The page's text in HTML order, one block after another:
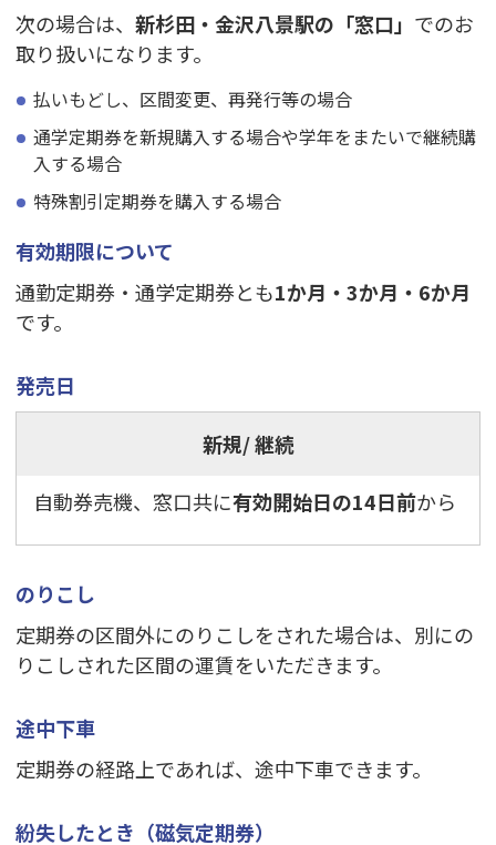
次の場合は、 新杉田・金沢八景駅の「窓口」 でのお
取り扱いになります。
払いもどし、区間変更、再発行等の場合
通学定期券を新規購入する場合や学年をまたいで継続購
入する場合
特殊割引定期券を購入する場合
有効期限について
通勤定期券・通学定期券とも1か月・3か月・6か月
です。
発売日
新規/ 継続
自動券売機、窓口共に有効開始日の14日前から
のりこし
定期券の区間外にのりこしをされた場合は、別にの
りこしされた区間の運賃をいただきます。
途中下車
定期券の経路上であれば、途中下車できます。
紛失したとき（磁気定期券）